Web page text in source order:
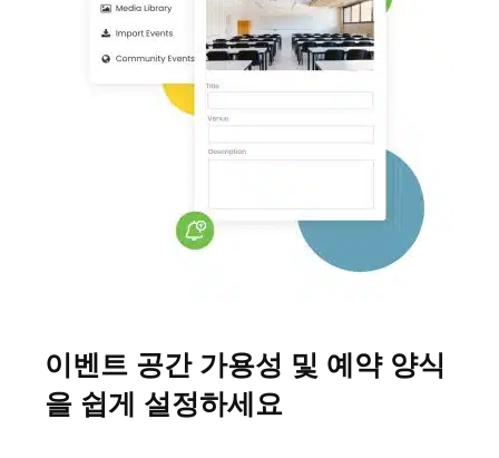
이벤트 공간 가용성 및 예약 양식
을 쉽게 설정하세요